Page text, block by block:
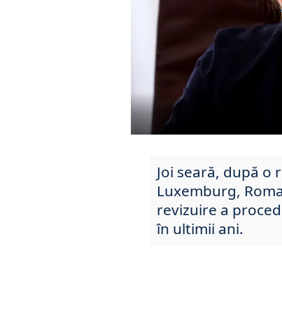
Joi seară, după
Luxemburg,
revizuire a
în ultimii ani.